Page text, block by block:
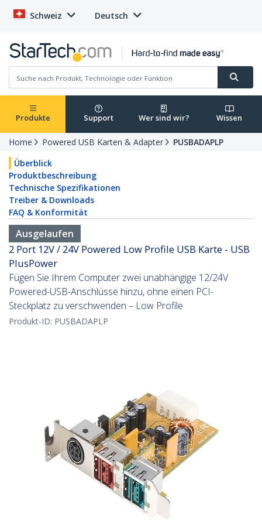
Schweiz Deutsch
Produkte Support Wer sind wir? Wissen
Home Powered USB Karten & Adapter
PUSBADAPLP
Überblick
Produktbeschreibung
Technische Spezifikationen
Treiber & Downloads
FAQ & Konformität
Ausgelaufen
2 Port 12V / 24V Powered Low Profile USB Karte - USB
PlusPower
Fügen Sie Ihrem Computer zwei unabhängige 12/24V
Powered-USB-Anschlüsse hinzu, ohne einen PCI-
Steckplatz zu verschwenden – Low Profile
Produkt-ID: PUSBADAPLP